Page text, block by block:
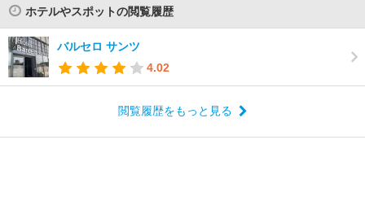
ホテルやスポットの閲覧履歴
バルセロ サンツ
4.02
閲覧履歴をもっと見る